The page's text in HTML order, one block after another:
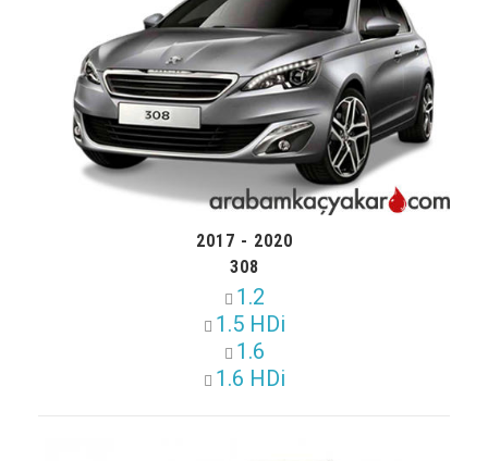
2017 - 2020
308
1.2
1.5 HDi
1.6
1.6 HDi